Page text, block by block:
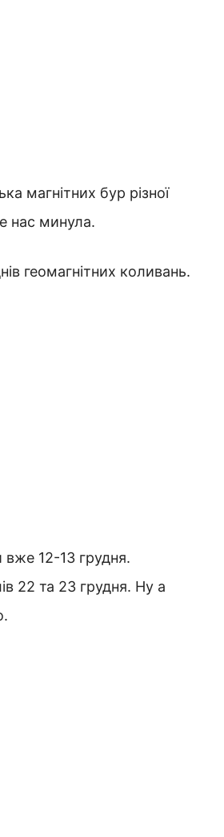
магнітних бур різної
нас минула.
геомагнітних коливань.
вже 12-13 грудня.
22 та 23 грудня. Ну а